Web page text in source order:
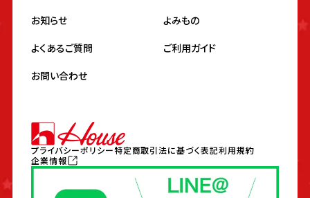
プライバシーポリシー特定商取引法に基づく表記利用規約
企業情報
お知らせ
よみもの
よくあるご質問
ご利用ガイド
お問い合わせ